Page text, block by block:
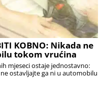
KOBNO: Nikada ne
tokom vrućina
mjeseci ostaje jednostavno:
ostavljajte ga ni u automobilu